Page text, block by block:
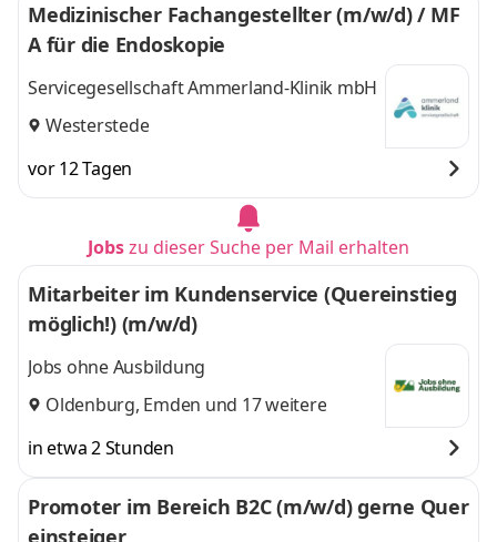
Medizinischer Fachangestellter (m/w/d) / MF
A für die Endoskopie
Servicegesellschaft Ammerland-Klinik mbH
Westerstede
vor 12 Tagen
Jobszu dieser Suche per Mail erhalten
Mitarbeiter im Kundenservice (Quereinstieg
möglich!) (m/w/d)
Jobs ohne Ausbildung
Oldenburg, Emden und 17 weitere
in etwa 2 Stunden
Promoter im Bereich B2C (m/w/d) gerne Quer
einsteiger